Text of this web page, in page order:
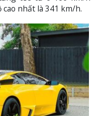
nhất là 341 km/h.